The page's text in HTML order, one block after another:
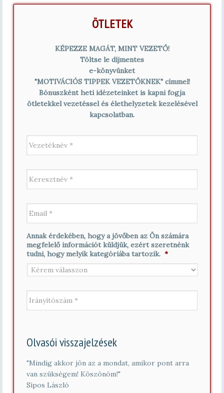
ÖTLETEK
KÉPEZZE MAGÁT, MINT VEZETŐ!
Töltse le díjmentes
e-könyvünket
"MOTIVÁCIÓS TIPPEK VEZETŐKNEK" címmel!
Bónuszként heti idézeteinket is kapni fogja
ötletekkel vezetéssel és élethelyzetek kezelésével
kapcsolatban.
V
e
t
é
k
é
v
*
K
e
s
z
t
n
é
v
*
E
m
l
*
Annak érdekében, hogy a jövőben az Ön számára
megfelelő információt küldjük, ezért szeretnénk
tudni, hogy melyik kategóriába tartozik. *
I
r
t
s
á
m
Olvasói visszajelzések
"Mindig akkor jön az a mondat, amikor pont arra
van szükségem! Köszönöm!"
Sípos László